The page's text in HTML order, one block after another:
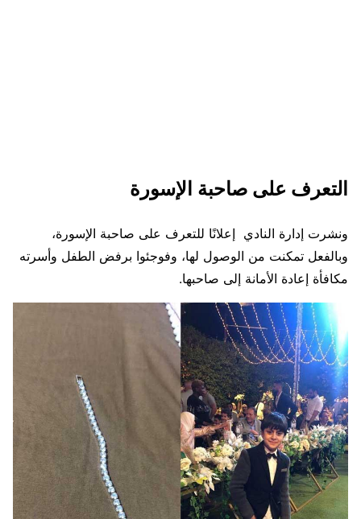
التعرف على صاحبة الإسورة
ونشرت إدارة النادي إعلانًا للتعرف على صاحبة الإسورة،
وبالفعل تمكنت من الوصول لها، وفوجئوا برفض الطفل وأسرته
مكافأة إعادة الأمانة إلى صاحبها.